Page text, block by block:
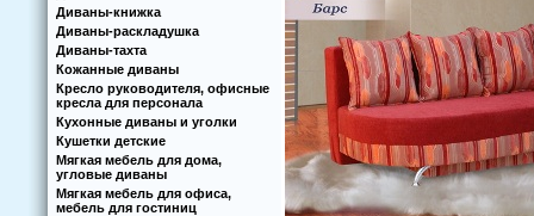
Диваны-книжка
Диваны-раскладушка
Диваны-тахта
Кoжанные диваны
Кресло руководителя, офисные
кресла для персонала
Кухoнные диваны и угoлки
Кушетки детские
Мягкая мебель для дома,
угловые диваны
Мягкая мебель для офиса,
мебель для гостиниц